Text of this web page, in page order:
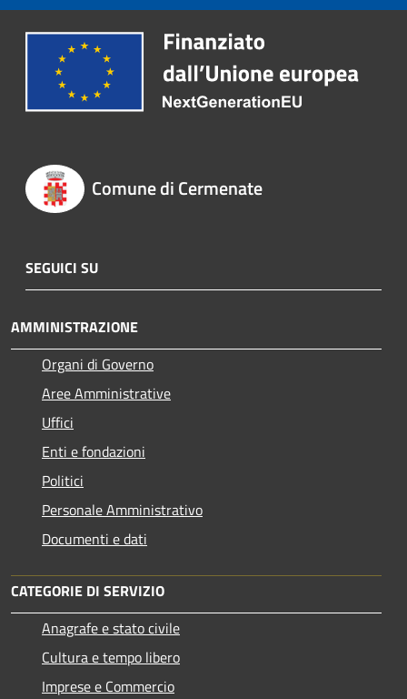
Comune di Cermenate
SEGUICI SU
AMMINISTRAZIONE
Organi di Governo
Aree Amministrative
Uffici
Enti e fondazioni
Politici
Personale Amministrativo
Documenti e dati
CATEGORIE DI SERVIZIO
Anagrafe e stato civile
Cultura e tempo libero
Imprese e Commercio